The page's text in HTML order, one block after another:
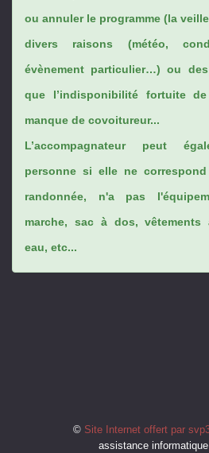
ou annuler le programme (la
divers raisons (météo,
évènement particulier…) ou
que l’indisponibilité fortuite
manque de covoitureur...
L’accompagnateur peut
personne si elle ne
randonnée, n'a pas
marche, sac à dos, vêtements
eau, etc...
© Site Internet offert par
assistance